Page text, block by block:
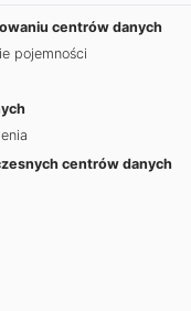
centrów danych
pojemności
centrów danych